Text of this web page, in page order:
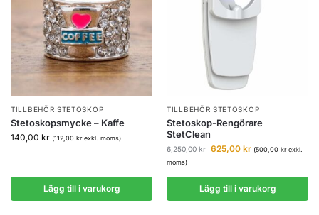
TILLBEHÖR STETOSKOP
Stetoskopsmycke – Kaffe
140,00 kr (112,00 krexkl. moms)
Lägg till i varukorg
TILLBEHÖR STETOSKOP
Stetoskop-Rengörare
StetClean
6,250,00kr 625,00 kr (500,00 krexkl.
moms)
Lägg till i varukorg